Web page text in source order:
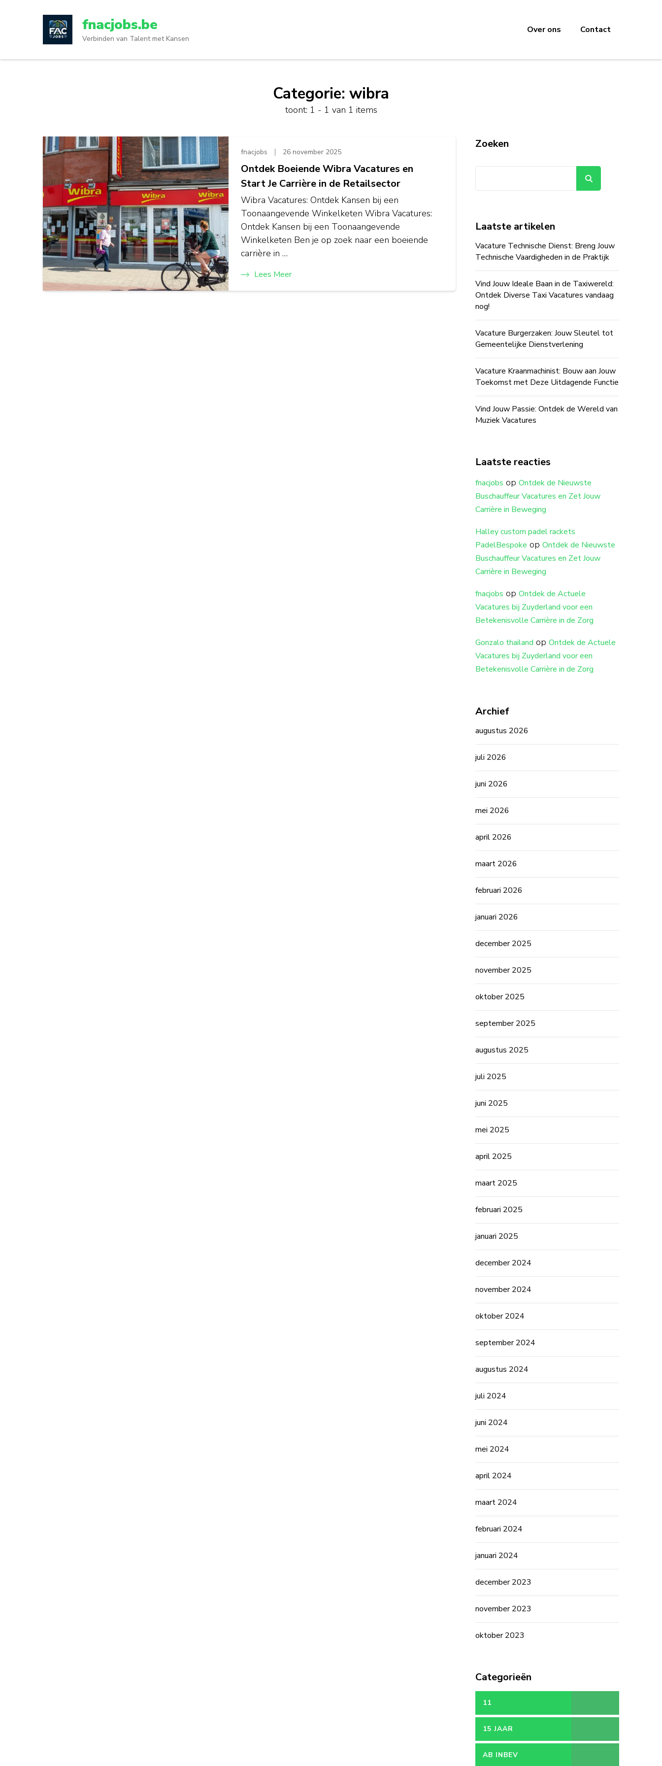
op
fnacjobs.be
Verbinden van Talent met Kansen
Over ons Contact
Categorie: wibra
toont: 1 - 1 van 1 items
fnacjobs 26 november 2025
Ontdek Boeiende Wibra Vacatures en
Start Je Carrière in de Retailsector
Wibra Vacatures: Ontdek Kansen bij een
Toonaangevende Winkelketen Wibra Vacatures:
Ontdek Kansen bij een Toonaangevende
Winkelketen Ben je op zoek naar een boeiende
carrière in …
Lees Meer
Zoeken
Laatste artikelen
Vacature Technische Dienst: Breng Jouw
Technische Vaardigheden in de Praktijk
Vind Jouw Ideale Baan in de Taxiwereld:
Ontdek Diverse Taxi Vacatures vandaag
nog!
Vacature Burgerzaken: Jouw Sleutel tot
Gemeentelijke Dienstverlening
Vacature Kraanmachinist: Bouw aan Jouw
Toekomst met Deze Uitdagende Functie
Vind Jouw Passie: Ontdek de Wereld van
Muziek Vacatures
Laatste reacties
fnacjobs op Ontdek de Nieuwste
Buschauffeur Vacatures en Zet Jouw
Carrière in Beweging
Halley custom padel rackets
PadelBespoke op Ontdek de Nieuwste
Buschauffeur Vacatures en Zet Jouw
Carrière in Beweging
fnacjobs op Ontdek de Actuele
Vacatures bij Zuyderland voor een
Betekenisvolle Carrière in de Zorg
Gonzalo thailand op Ontdek de Actuele
Vacatures bij Zuyderland voor een
Betekenisvolle Carrière in de Zorg
Archief
augustus 2026
juli 2026
juni 2026
mei 2026
april 2026
maart 2026
februari 2026
januari 2026
december 2025
november 2025
oktober 2025
september 2025
augustus 2025
juli 2025
juni 2025
mei 2025
april 2025
maart 2025
februari 2025
januari 2025
december 2024
november 2024
oktober 2024
september 2024
augustus 2024
juli 2024
juni 2024
mei 2024
april 2024
maart 2024
februari 2024
januari 2024
december 2023
november 2023
oktober 2023
Categorieën
11
15 JAAR
AB INBEV